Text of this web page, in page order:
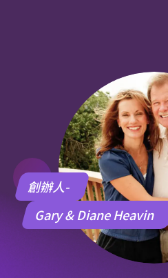
創辦人-
Gary & Diane Heavin